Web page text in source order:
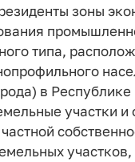
зоны
типа,
в Республике
участки и
участков,